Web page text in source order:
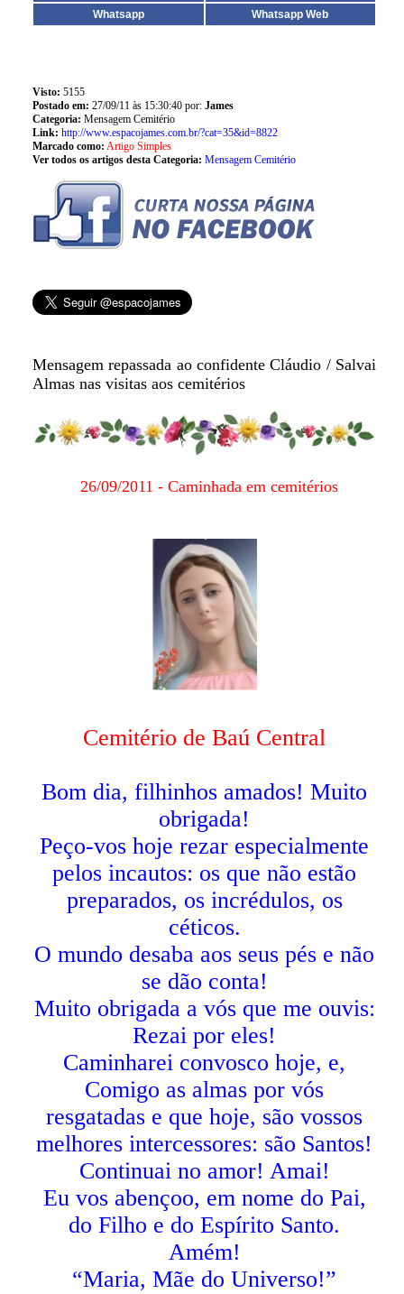
Whatsapp
Whatsapp Web
Visto: 5155
Postado em: 27/09/11 às 15:30:40 por: James
Categoria: Mensagem Cemitério
Link: http://www.espacojames.com.br/?cat=35&id=8822
Marcado como: Artigo Simples
Ver todos os artigos desta Categoria: Mensagem Cemitério
Mensagem repassada ao confidente Cláudio / Salvai
Almas nas visitas aos cemitérios
26/09/2011 - Caminhada em cemitérios
Cemitério de Baú Central
Bom dia, filhinhos amados! Muito
obrigada!
Peço-vos hoje rezar especialmente
pelos incautos: os que não estão
preparados, os incrédulos, os
céticos.
O mundo desaba aos seus pés e não
se dão conta!
Muito obrigada a vós que me ouvis:
Rezai por eles!
Caminharei convosco hoje, e,
Comigo as almas por vós
resgatadas e que hoje, são vossos
melhores intercessores: são Santos!
Continuai no amor! Amai!
Eu vos abençoo, em nome do Pai,
do Filho e do Espírito Santo.
Amém!
“Maria, Mãe do Universo!”